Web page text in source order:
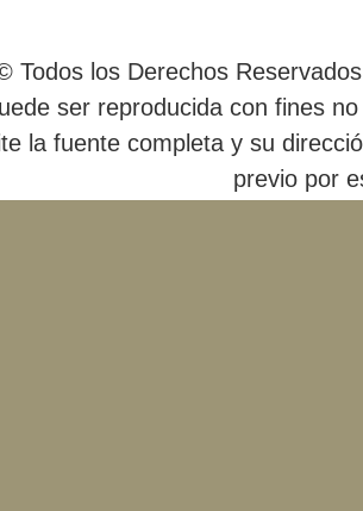
Todos los Derechos
ser reproducida con fines
la fuente completa y su
previo por